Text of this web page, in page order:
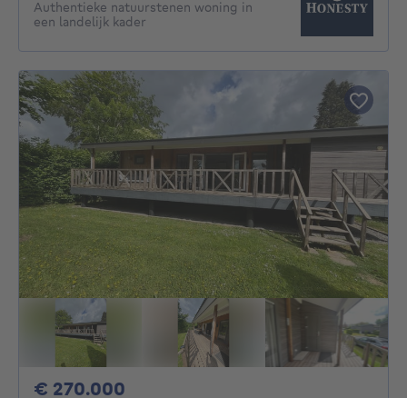
Authentieke natuurstenen woning in
een landelijk kader
€ 270.000